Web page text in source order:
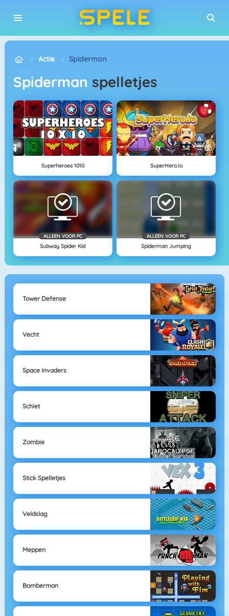
Actie Spiderman
Spidermanspelletjes
Superheroes 1010 SuperHero.io
ALLEEN VOOR PC
Subway Spider Kid
ALLEEN VOOR PC
Spiderman Jumping
Tower Defense
Vecht
Space Invaders
Schiet
Zombie
Stick Spelletjes
Veldslag
Meppen
Bomberman